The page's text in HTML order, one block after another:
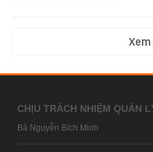
CHỊU TRÁCH NHIỆM QUẢN
Bà Nguyễn Bích Minh